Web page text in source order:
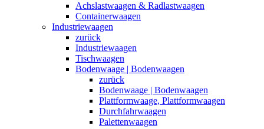
Achslastwaagen & Radlastwaagen
Containerwaagen
Industriewaagen
zurück
Industriewaagen
Tischwaagen
Bodenwaage | Bodenwaagen
zurück
Bodenwaage | Bodenwaagen
Plattformwaage, Plattformwaagen
Durchfahrwaagen
Palettenwaagen